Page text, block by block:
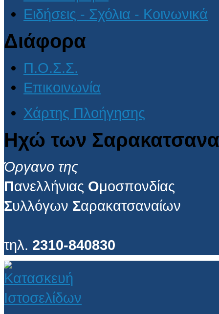
Ειδήσεις - Σχόλια - Κοινωνικά
Διάφορα
Π.Ο.Σ.Σ.
Επικοινωνία
Χάρτης Πλοήγησης
Ηχώ των
Όργανο της
Πανελλήνιας Ομοσπονδίας
Συλλόγων Σαρακατσαναίων
τηλ. 2310-840830